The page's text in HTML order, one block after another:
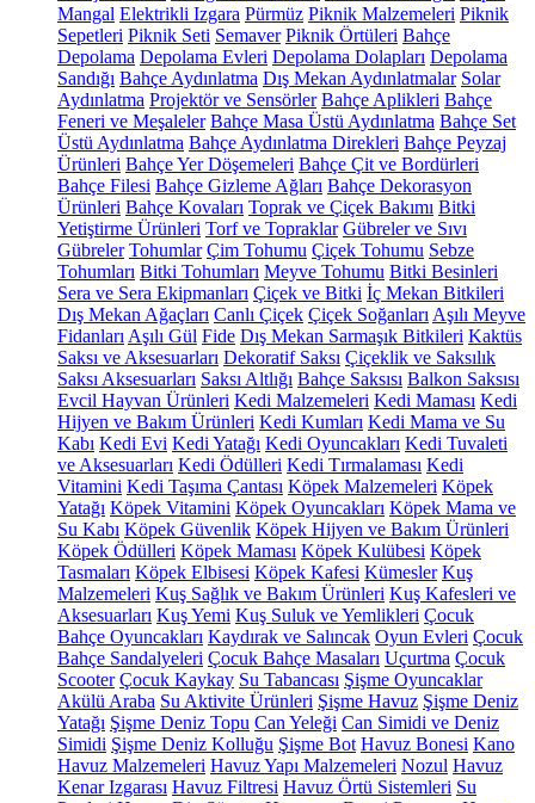
Mangal Elektrikli Izgara Pürmüz Piknik Malzemeleri Piknik
Sepetleri Piknik Seti Semaver Piknik Örtüleri Bahçe
Depolama Depolama Evleri Depolama Dolapları Depolama
Sandığı Bahçe Aydınlatma Dış Mekan Aydınlatmalar Solar
Aydınlatma Projektör ve Sensörler Bahçe Aplikleri Bahçe
Feneri ve Meşaleler Bahçe Masa Üstü Aydınlatma Bahçe Set
Üstü Aydınlatma Bahçe Aydınlatma Direkleri Bahçe Peyzaj
Ürünleri Bahçe Yer Döşemeleri Bahçe Çit ve Bordürleri
Bahçe Filesi Bahçe Gizleme Ağları Bahçe Dekorasyon
Ürünleri Bahçe Kovaları Toprak ve Çiçek Bakımı Bitki
Yetiştirme Ürünleri Torf ve Topraklar Gübreler ve Sıvı
Gübreler Tohumlar Çim Tohumu Çiçek Tohumu Sebze
Tohumları Bitki Tohumları Meyve Tohumu Bitki Besinleri
Sera ve Sera Ekipmanları Çiçek ve Bitki İç Mekan Bitkileri
Dış Mekan Ağaçları Canlı Çiçek Çiçek Soğanları Aşılı Meyve
Fidanları Aşılı Gül Fide Dış Mekan Sarmaşık Bitkileri Kaktüs
Saksı ve Aksesuarları Dekoratif Saksı Çiçeklik ve Saksılık
Saksı Aksesuarları Saksı Altlığı Bahçe Saksısı Balkon Saksısı
Evcil Hayvan Ürünleri Kedi Malzemeleri Kedi Maması Kedi
Hijyen ve Bakım Ürünleri Kedi Kumları Kedi Mama ve Su
Kabı Kedi Evi Kedi Yatağı Kedi Oyuncakları Kedi Tuvaleti
ve Aksesuarları Kedi Ödülleri Kedi Tırmalaması Kedi
Vitamini Kedi Taşıma Çantası Köpek Malzemeleri Köpek
Yatağı Köpek Vitamini Köpek Oyuncakları Köpek Mama ve
Su Kabı Köpek Güvenlik Köpek Hijyen ve Bakım Ürünleri
Köpek Ödülleri Köpek Maması Köpek Kulübesi Köpek
Tasmaları Köpek Elbisesi Köpek Kafesi Kümesler Kuş
Malzemeleri Kuş Sağlık ve Bakım Ürünleri Kuş Kafesleri ve
Aksesuarları Kuş Yemi Kuş Suluk ve Yemlikleri Çocuk
Bahçe Oyuncakları Kaydırak ve Salıncak Oyun Evleri Çocuk
Bahçe Sandalyeleri Çocuk Bahçe Masaları Uçurtma Çocuk
Scooter Çocuk Kaykay Su Tabancası Şişme Oyuncaklar
Akülü Araba Su Aktivite Ürünleri Şişme Havuz Şişme Deniz
Yatağı Şişme Deniz Topu Can Yeleği Can Simidi ve Deniz
Simidi Şişme Deniz Kolluğu Şişme Bot Havuz Bonesi Kano
Havuz Malzemeleri Havuz Yapı Malzemeleri Nozul Havuz
Kenar Izgarası Havuz Filtresi Havuz Örtü Sistemleri Su